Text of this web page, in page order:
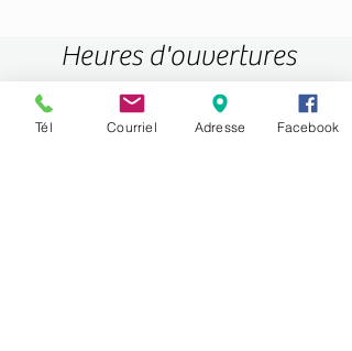
Heures d'ouvertures
DIMANCHE -LUNDI FERMÉ -
Tél Courriel Adresse Facebook